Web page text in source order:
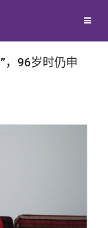
，96岁时仍申